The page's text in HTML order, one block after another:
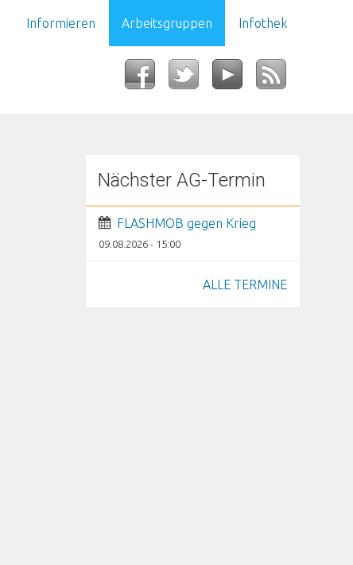
Informieren Arbeitsgruppen Infothek
Nächster AG-Termin
FLASHMOB gegen Krieg
09.08.2026 - 15:00
ALLE TERMINE